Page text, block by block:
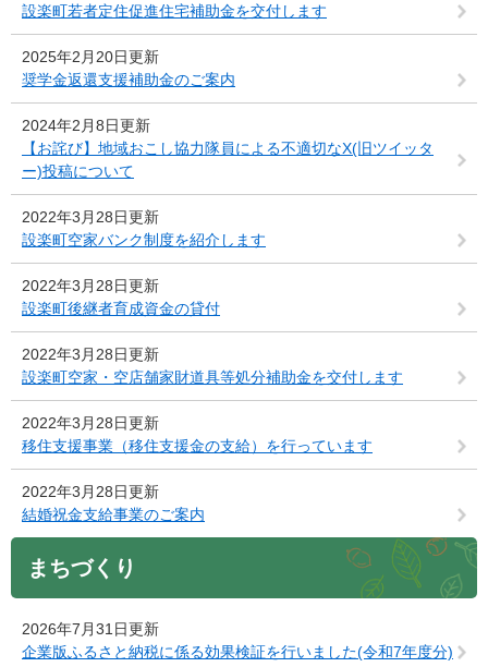
設楽町若者定住促進住宅補助金を交付します
2025年2月20日更新
奨学金返還支援補助金のご案内
2024年2月8日更新
【お詫び】地域おこし協力隊員による不適切なX(旧ツイッタ
ー)投稿について
2022年3月28日更新
設楽町空家バンク制度を紹介します
2022年3月28日更新
設楽町後継者育成資金の貸付
2022年3月28日更新
設楽町空家・空店舗家財道具等処分補助金を交付します
2022年3月28日更新
移住支援事業（移住支援金の支給）を行っています
2022年3月28日更新
結婚祝金支給事業のご案内
まちづくり
2026年7月31日更新
企業版ふるさと納税に係る効果検証を行いました(令和7年度分)